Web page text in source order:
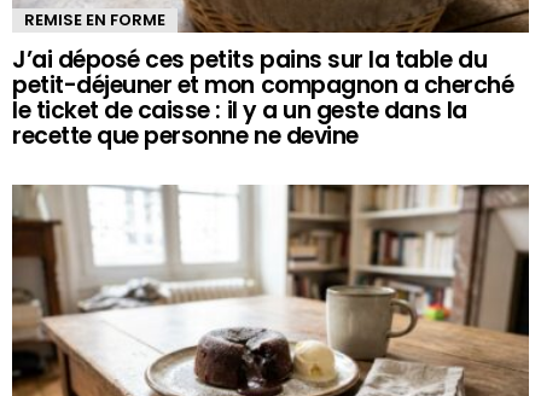
REMISE EN FORME
J’ai déposé ces petits pains sur la table du
petit-déjeuner et mon compagnon a cherché
le ticket de caisse : il y a un geste dans la
recette que personne ne devine